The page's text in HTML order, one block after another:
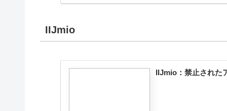
IIJmio
IIJmio：禁止された